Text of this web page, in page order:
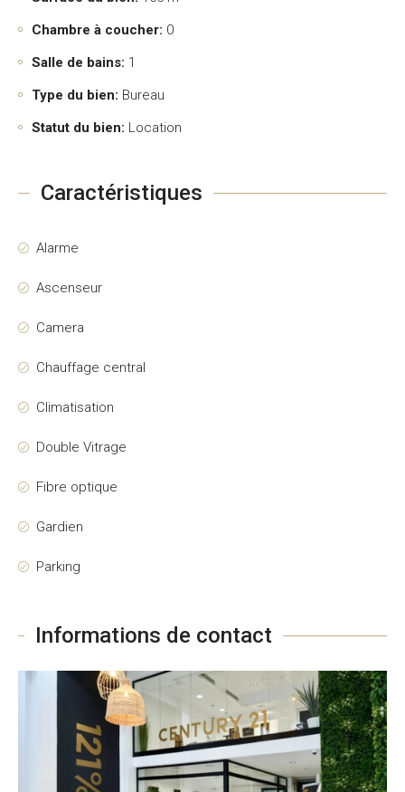
Chambre à coucher: 0
Salle de bains: 1
Type du bien: Bureau
Statut du bien: Location
Caractéristiques
Alarme
Ascenseur
Camera
Chauffage central
Climatisation
Double Vitrage
Fibre optique
Gardien
Parking
Informations de contact